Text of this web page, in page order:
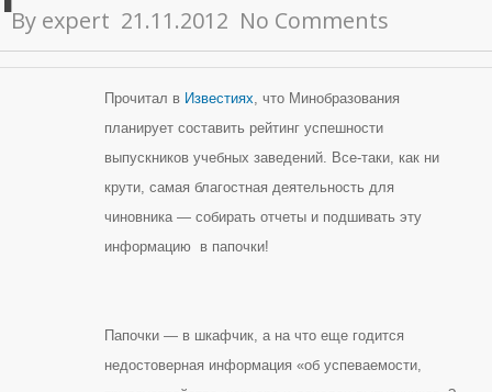
By expert 21.11.2012 No Comments
Прочитал в Известиях, что Минобразования
планирует составить рейтинг успешности
выпускников учебных заведений. Все-таки, как ни
крути, самая благостная деятельность для
чиновника — собирать отчеты и подшивать эту
информацию в папочки!
Папочки — в шкафчик, а на что еще годится
недостоверная информация «об успеваемости,